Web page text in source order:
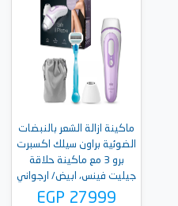
ماكينة ازالة الشعر بالنبضات
الضوئية براون سيلك اكسبرت
برو 3 مع ماكينة حلاقة
جيليت فينس، ابيض/ ارجواني
- PL3111
EGP 27999